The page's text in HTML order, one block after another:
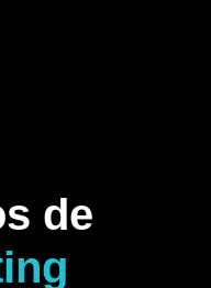
de